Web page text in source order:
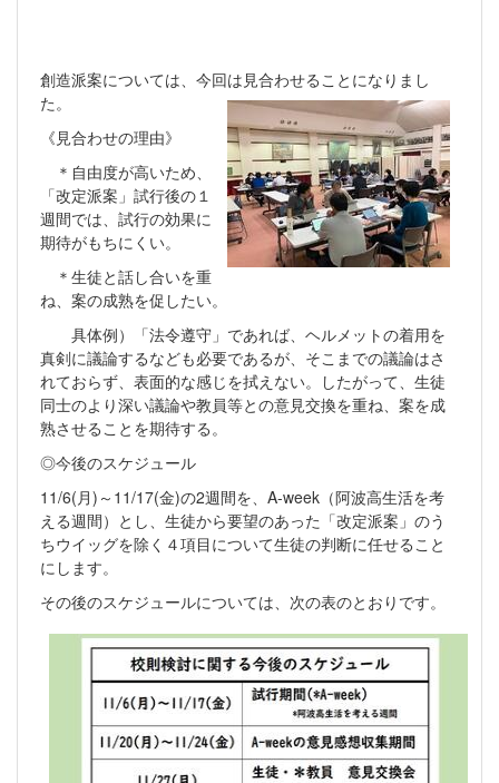
創造派案については、今回は見合わせることになりまし
た。
《見合わせの理由》
＊自由度が高いため、
「改定派案」試行後の１
週間では、試行の効果に
期待がもちにくい。
＊生徒と話し合いを重
ね、案の成熟を促したい。
具体例）「法令遵守」であれば、ヘルメットの着用を
真剣に議論するなども必要であるが、そこまでの議論はさ
れておらず、表面的な感じを拭えない。したがって、生徒
同士のより深い議論や教員等との意見交換を重ね、案を成
熟させることを期待する。
◎今後のスケジュール
11/6(月)～11/17(金)の2週間を、A-week（阿波高生活を考
える週間）とし、生徒から要望のあった「改定派案」のう
ちウイッグを除く４項目について生徒の判断に任せること
にします。
その後のスケジュールについては、次の表のとおりです。